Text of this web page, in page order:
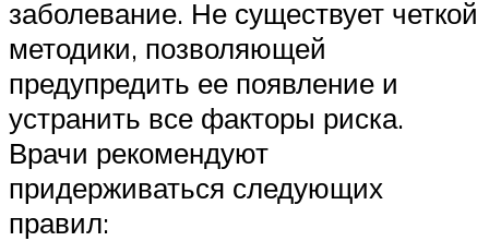
заболевание. Не существует четкой
методики, позволяющей
предупредить ее появление и
устранить все факторы риска.
Врачи рекомендуют
придерживаться следующих
правил: